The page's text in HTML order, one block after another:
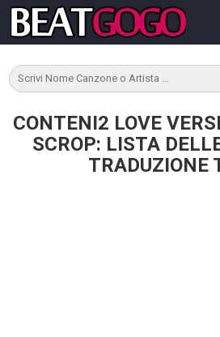
CONTENI2 LOVE
SCROP: LISTA
TRADUZIONE